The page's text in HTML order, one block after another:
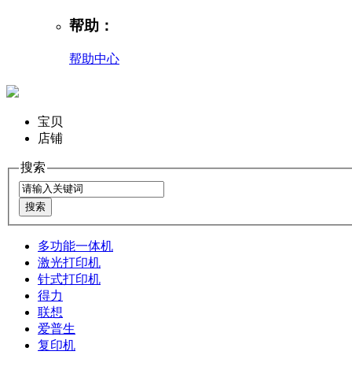
帮助：
帮助中心
宝贝
店铺
搜索
多功能一体机
激光打印机
针式打印机
得力
联想
爱普生
复印机